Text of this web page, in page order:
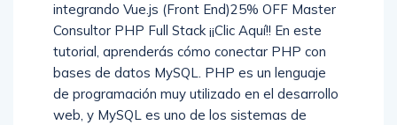
integrando Vue.js (Front End)25% OFF Master
Consultor PHP Full Stack ¡¡Clic Aquí!! En este
tutorial, aprenderás cómo conectar PHP con
bases de datos MySQL. PHP es un lenguaje
de programación muy utilizado en el desarrollo
web, y MySQL es uno de los sistemas de